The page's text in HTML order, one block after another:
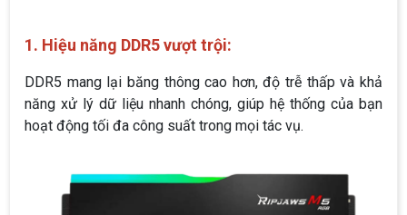
1. Hiệu năng DDR5 vượt trội:
DDR5 mang lại băng thông cao hơn, độ trễ thấp và khả
năng xử lý dữ liệu nhanh chóng, giúp hệ thống của bạn
hoạt động tối đa công suất trong mọi tác vụ.